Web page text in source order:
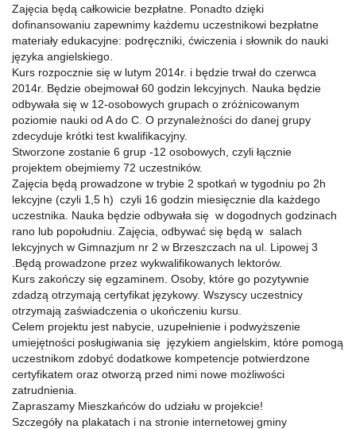
Zajęcia będą całkowicie bezpłatne. Ponadto dzięki
dofinansowaniu zapewnimy każdemu uczestnikowi bezpłatne
materiały edukacyjne: podręczniki, ćwiczenia i słownik do nauki
języka angielskiego.
Kurs rozpocznie się w lutym 2014r. i będzie trwał do czerwca
2014r. Będzie obejmował 60 godzin lekcyjnych. Nauka będzie
odbywała się w 12-osobowych grupach o zróżnicowanym
poziomie nauki od A do C. O przynależności do danej grupy
zdecyduje krótki test kwalifikacyjny.
Stworzone zostanie 6 grup -12 osobowych, czyli łącznie
projektem obejmiemy 72 uczestników.
Zajęcia będą prowadzone w trybie 2 spotkań w tygodniu po 2h
lekcyjne (czyli 1,5 h) czyli 16 godzin miesięcznie dla każdego
uczestnika. Nauka będzie odbywała się w dogodnych godzinach
rano lub popołudniu. Zajęcia, odbywać się będą w salach
lekcyjnych w Gimnazjum nr 2 w Brzeszczach na ul. Lipowej 3
.Będą prowadzone przez wykwalifikowanych lektorów.
Kurs zakończy się egzaminem. Osoby, które go pozytywnie
zdadzą otrzymają certyfikat językowy. Wszyscy uczestnicy
otrzymają zaświadczenia o ukończeniu kursu.
Celem projektu jest nabycie, uzupełnienie i podwyższenie
umiejętności posługiwania się językiem angielskim, które pomogą
uczestnikom zdobyć dodatkowe kompetencje potwierdzone
certyfikatem oraz otworzą przed nimi nowe możliwości
zatrudnienia.
Zapraszamy Mieszkańców do udziału w projekcie!
Szczegóły na plakatach i na stronie internetowej gminy